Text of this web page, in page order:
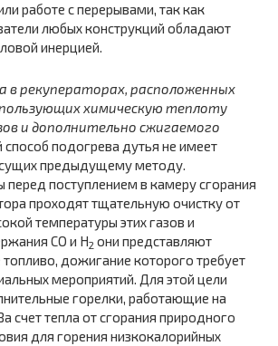
работе с перерывами, так как
любых конструкций обладают
инерцией.
в рекуператорах, расположенных
химическую теплоту
и дополнительно сжигаемого
способ подогрева дутья не имеет
предыдущему методу.
перед поступлением в камеру сгорания
проходят тщательную очистку от
температуры этих газов и
CO и H2 они представляют
дожигание которого требует
мероприятий. Для этой цели
горелки, работающие на
счет тепла от сгорания природного
для горения низкокалорийных